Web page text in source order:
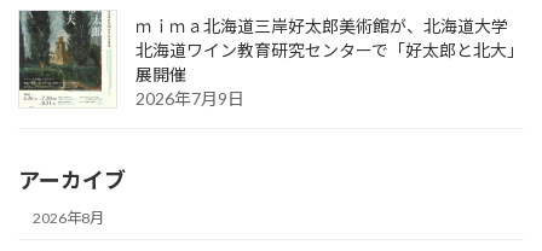
ｍｉｍａ北海道三岸好太郎美術館が、北海道大学
北海道ワイン教育研究センターで「好太郎と北大」
展開催
2026年7月9日
アーカイブ
2026年8月